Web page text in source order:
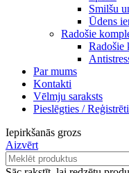
Smilšu
Ūdens
Radošie
Radošie
Par mums
Kontakti
Vēlmju saraksts
Pieslēgties /
Iepirkšanās grozs
Aizvērt